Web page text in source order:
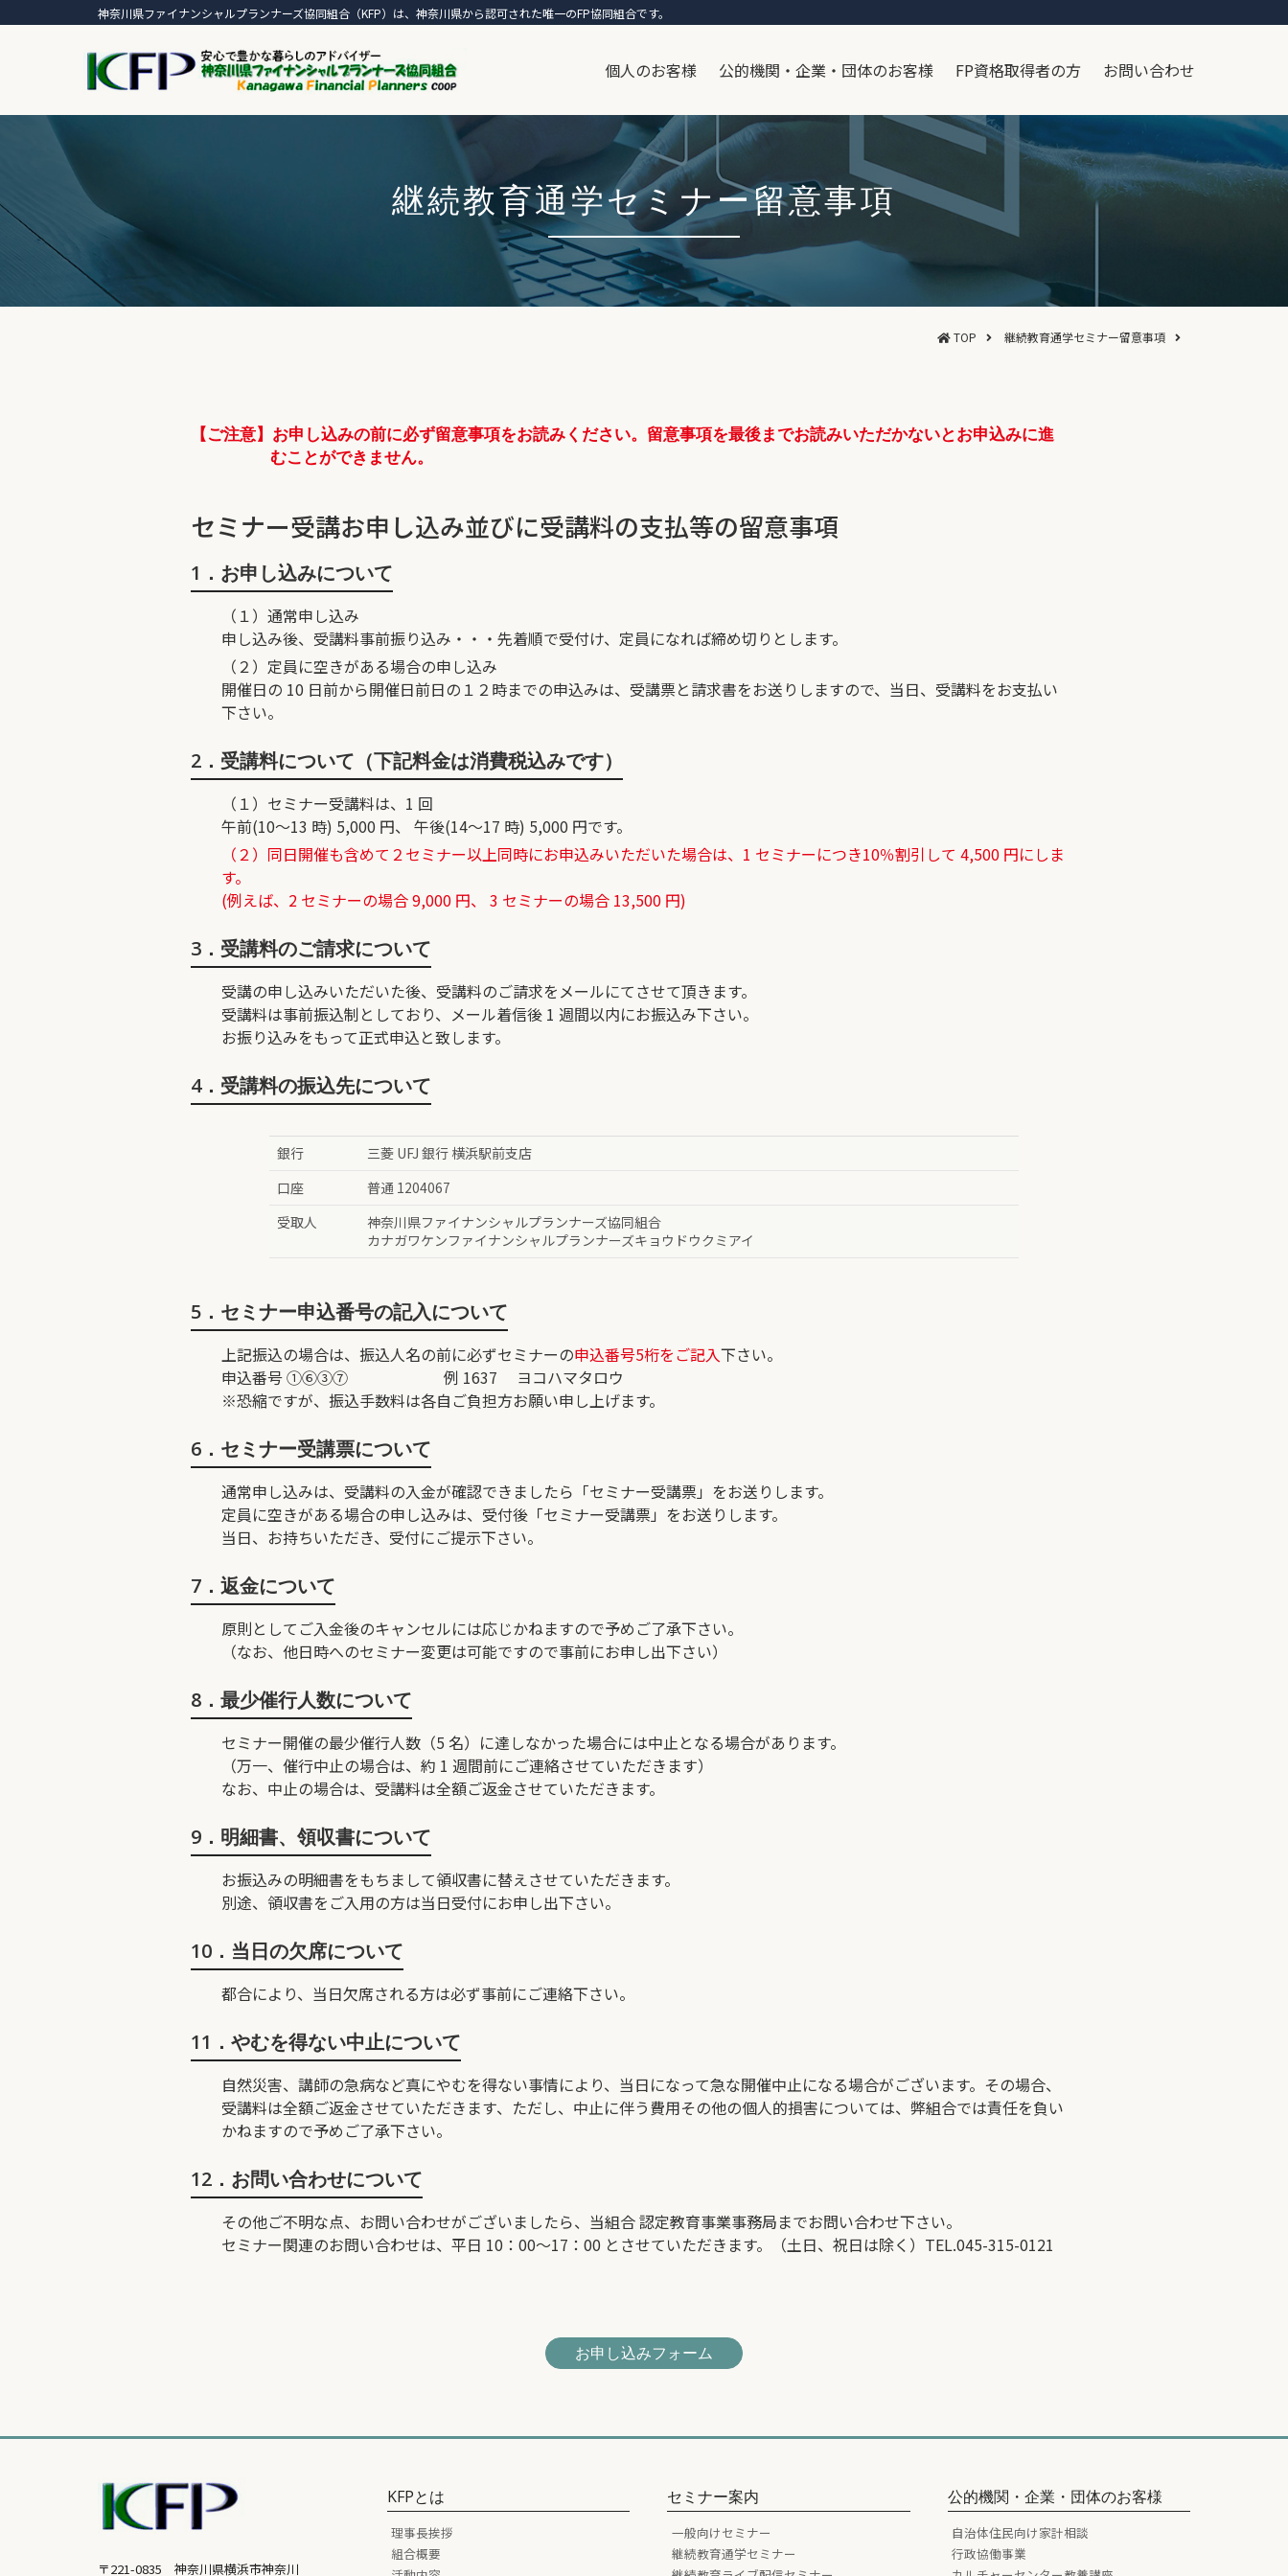
神奈川県ファイナンシャルプランナーズ協同組合（KFP）は、神奈川県から認可された唯一のFP協同組合です。
個人のお客様 公的機関・企業・団体のお客様 FP資格取得者の方 お問い合わせ
継続教育通学セミナー留意事項
TOP 継続教育通学セミナー留意事項
【ご注意】お申し込みの前に必ず留意事項をお読みください。留意事項を最後までお読みいただかないとお申込みに進
むことができません。
セミナー受講お申し込み並びに受講料の支払等の留意事項
1．お申し込みについて
（１）通常申し込み
申し込み後、受講料事前振り込み・・・先着順で受付け、定員になれば締め切りとします。
（２）定員に空きがある場合の申し込み
開催日の 10 日前から開催日前日の１２時までの申込みは、受講票と請求書をお送りしますので、当日、受講料をお支払い
下さい。
2．受講料について（下記料金は消費税込みです）
（１）セミナー受講料は、1 回
午前(10～13 時) 5,000 円、 午後(14～17 時) 5,000 円です。
（２）同日開催も含めて２セミナー以上同時にお申込みいただいた場合は、1 セミナーにつき10％割引して 4,500 円にしま
す。
(例えば、2 セミナーの場合 9,000 円、 3 セミナーの場合 13,500 円)
3．受講料のご請求について
受講の申し込みいただいた後、受講料のご請求をメールにてさせて頂きます。
受講料は事前振込制としており、メール着信後 1 週間以内にお振込み下さい。
お振り込みをもって正式申込と致します。
4．受講料の振込先について
銀行
三菱 UFJ 銀行 横浜駅前支店
口座
普通 1204067
受取人
神奈川県ファイナンシャルプランナーズ協同組合
カナガワケンファイナンシャルプランナーズキョウドウクミアイ
5．セミナー申込番号の記入について
上記振込の場合は、振込人名の前に必ずセミナーの申込番号5桁をご記入下さい。
申込番号 ①⑥③⑦ 例 1637 ヨコハマタロウ
※恐縮ですが、振込手数料は各自ご負担方お願い申し上げます。
6．セミナー受講票について
通常申し込みは、受講料の入金が確認できましたら「セミナー受講票」をお送りします。
定員に空きがある場合の申し込みは、受付後「セミナー受講票」をお送りします。
当日、お持ちいただき、受付にご提示下さい。
7．返金について
原則としてご入金後のキャンセルには応じかねますので予めご了承下さい。
（なお、他日時へのセミナー変更は可能ですので事前にお申し出下さい）
8．最少催行人数について
セミナー開催の最少催行人数（5 名）に達しなかった場合には中止となる場合があります。
（万一、催行中止の場合は、約 1 週間前にご連絡させていただきます）
なお、中止の場合は、受講料は全額ご返金させていただきます。
9．明細書、領収書について
お振込みの明細書をもちまして領収書に替えさせていただきます。
別途、領収書をご入用の方は当日受付にお申し出下さい。
10．当日の欠席について
都合により、当日欠席される方は必ず事前にご連絡下さい。
11．やむを得ない中止について
自然災害、講師の急病など真にやむを得ない事情により、当日になって急な開催中止になる場合がございます。その場合、
受講料は全額ご返金させていただきます、ただし、中止に伴う費用その他の個人的損害については、弊組合では責任を負い
かねますので予めご了承下さい。
12．お問い合わせについて
その他ご不明な点、お問い合わせがございましたら、当組合 認定教育事業事務局までお問い合わせ下さい。
セミナー関連のお問い合わせは、平日 10：00～17：00 とさせていただきます。（土日、祝日は除く）TEL.045-315-0121
お申し込みフォーム
〒221-0835 神奈川県横浜市神奈川
KFPとは
理事長挨拶
組合概要
セミナー案内
一般向けセミナー
継続教育通学セミナー
公的機関・企業・団体のお客様
自治体住民向け家計相談
行政協働事業